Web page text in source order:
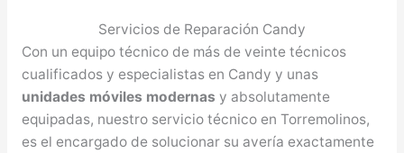
Servicios de Reparación Candy
Con un equipo técnico de más de veinte técnicos
cualificados y especialistas en Candy y unas
unidades móviles modernas y absolutamente
equipadas, nuestro servicio técnico en Torremolinos,
es el encargado de solucionar su avería exactamente